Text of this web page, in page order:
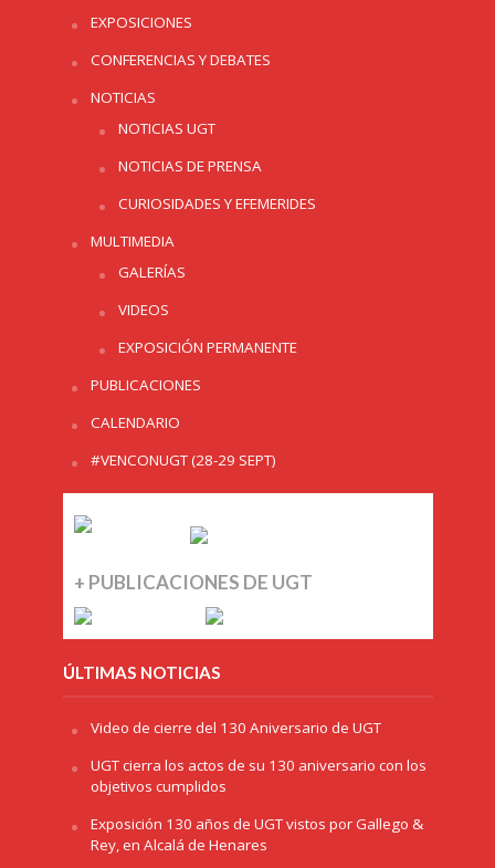
EXPOSICIONES
CONFERENCIAS Y DEBATES
NOTICIAS
NOTICIAS UGT
NOTICIAS DE PRENSA
CURIOSIDADES Y EFEMERIDES
MULTIMEDIA
GALERÍAS
VIDEOS
EXPOSICIÓN PERMANENTE
PUBLICACIONES
CALENDARIO
#VENCONUGT (28-29 SEPT)
+ PUBLICACIONES DE UGT
ÚLTIMAS NOTICIAS
Video de cierre del 130 Aniversario de UGT
UGT cierra los actos de su 130 aniversario con los
objetivos cumplidos
Exposición 130 años de UGT vistos por Gallego &
Rey, en Alcalá de Henares